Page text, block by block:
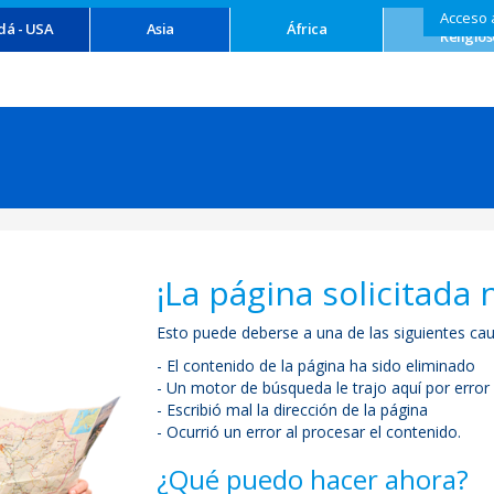
Acceso
- USA Asia África
¡La página solicitada
Esto puede deberse a una de las siguientes
- El contenido de la página ha sido eliminado
- Un motor de búsqueda le trajo aquí por error
- Escribió mal la dirección de la página
- Ocurrió un error al procesar el contenido.
¿Qué puedo hacer ahora?